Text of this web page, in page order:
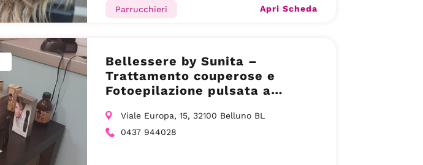
Parrucchieri Apri Scheda
Bellessere by Sunita –
Trattamento couperose e
Fotoepilazione pulsata a
Viale Europa, 15, 32100 Belluno BL
0437 944028